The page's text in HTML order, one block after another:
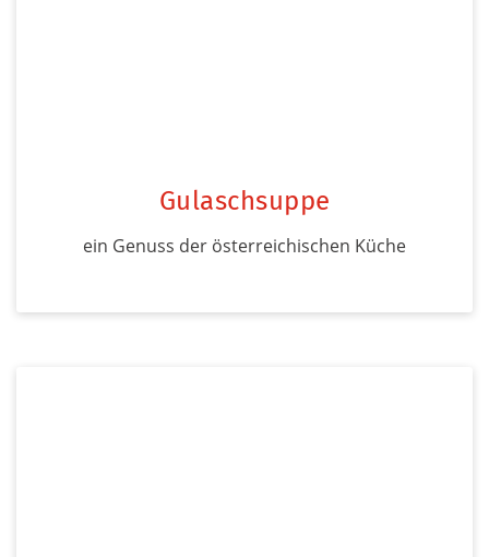
Gulaschsuppe
ein Genuss der österreichischen Küche